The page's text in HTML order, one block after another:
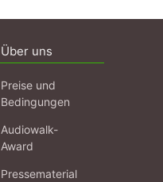
Über uns
Preise und
Bedingungen
Audiowalk-
Award
Pressematerial